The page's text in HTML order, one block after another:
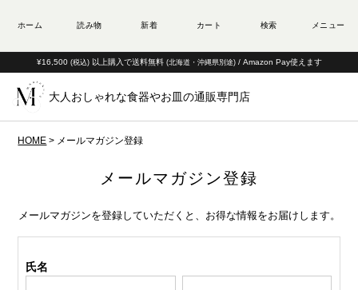
¥16,500 (税込) 以上購入で送料無料 (北海道・沖縄県別途) / Amazon Pay使えます
大人おしゃれな食器やお皿の通販専門店
HOME メールマガジン登録
メールマガジン登録
メールマガジンを登録していただくと、お得な情報をお届けします。
氏名